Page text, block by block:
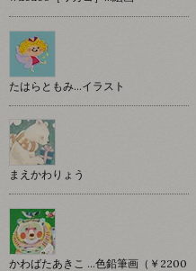
たはらともみ…イラスト
まえかわりょう
かわばたあきこ …色鉛筆画（￥2200